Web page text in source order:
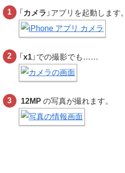
「 カメラ 」アプリを起動します。
「x1 」での撮影でも……
12MP の写真が撮れます。